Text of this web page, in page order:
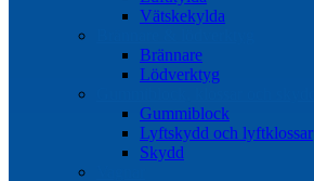
Vätskekylda
Brännare
Lödverktyg
Gummiblock
Lyftskydd och lyftklossar
Skydd